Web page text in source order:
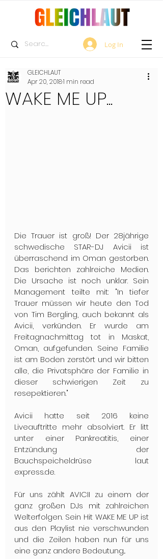
Log In
WAKE ME UP...
GLEICHLAUT
Apr 20, 20181 min read
Die Trauer ist groß! Der 28jährige
schwedische STAR-DJ Avicii ist
überraschend im Oman gestorben.
Das berichten zahlreiche Medien.
Die Ursache ist noch unklar. Sein
Management teilte mit: "In tiefer
Trauer müssen wir heute den Tod
von Tim Bergling, auch bekannt als
Avicii, verkünden. Er wurde am
Freitagnachmittag tot in Maskat,
Oman, aufgefunden. Seine Familie
ist am Boden zerstört und wir bitten
alle, die Privatsphäre der Familie in
dieser schwierigen Zeit zu
resepektieren."
Avicii hatte seit 2016 keine
Liveauftritte mehr absolviert. Er litt
unter einer Pankreatitis, einer
Entzündung der
Bauchspeicheldrüse laut
express.de.
Für uns zählt AVICII zu einem der
ganz großen DJs mit zahlreichen
Welterfolgen. Sein Hit WAKE ME UP ist
aus den Playlist nie verschwunden
und die Zeilen haben nun für uns
eine ganz andere Bedeutung...